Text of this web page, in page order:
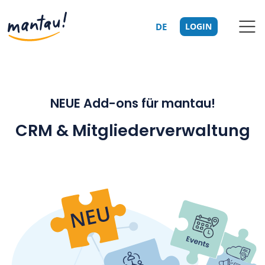
DE LOGIN
NEUE Add-ons für mantau!
CRM & Mitgliederverwaltung